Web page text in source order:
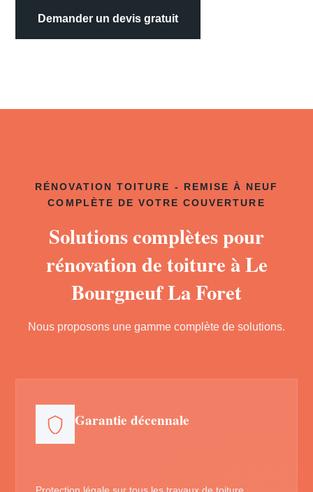
Demander un devis gratuit
RÉNOVATION TOITURE - REMISE À NEUF
COMPLÈTE DE VOTRE COUVERTURE
Solutions complètes pour
rénovation de toiture à Le
Bourgneuf La Foret
Nous proposons une gamme complète de solutions.
Garantie décennale